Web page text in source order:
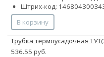
Штрих-код:
В корзину
Трубка термоусадочная
536.55 руб.